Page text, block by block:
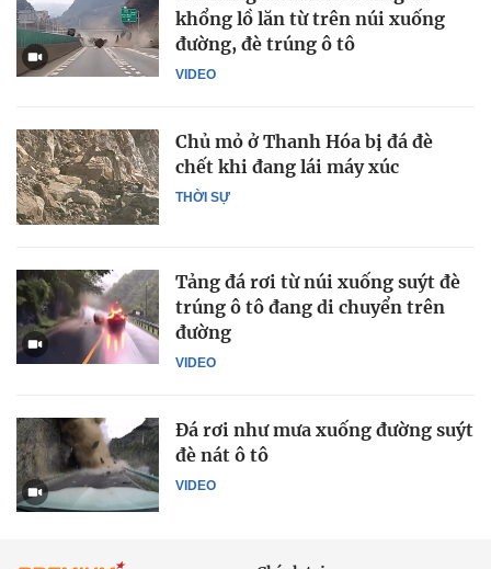
VIDEO
khổng lồ lăn từ trên núi xuống
đường, đè trúng ô tô
THỜI SỰ
Chủ mỏ ở Thanh Hóa bị đá đè
chết khi đang lái máy xúc
VIDEO
Tảng đá rơi từ núi xuống suýt đè
trúng ô tô đang di chuyển trên
đường
VIDEO
Đá rơi như mưa xuống đường suýt
đè nát ô tô